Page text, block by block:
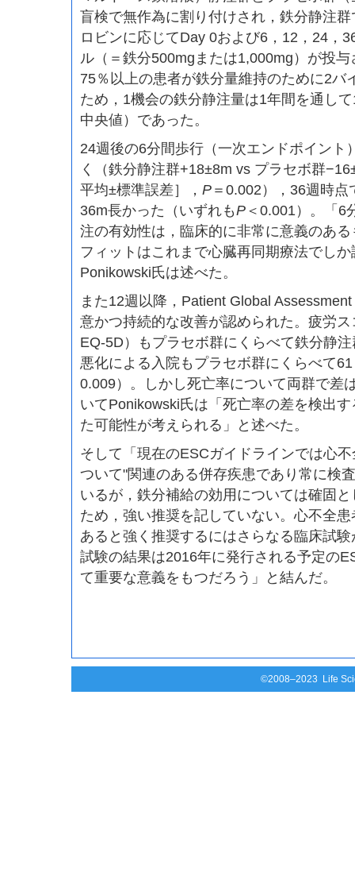
盲検で無作為に割り付けされ，鉄分静注
ロビンに応じてDay 0および6，12，24，
ル（＝鉄分500mgまたは1,000mg）が投
75％以上の患者が鉄分量維持のために2バ
ため，1機会の鉄分静注量は1年間を通し
中央値）であった。
24週後の6分間歩行（一次エンドポイント
く（鉄分静注群+18±8m vs プラセボ群
平均±標準誤差］， P＝0.002），36週時
36m長かった（いずれもP＜0.001）。「6
注の有効性は，臨床的に非常に意義のあ
フィットはこれまで心臓再同期療法でし
Ponikowski氏は述べた。
また12週以降，Patient Global
意かつ持続的な改善が認められた。疲労
EQ-5D）もプラセボ群にくらべて鉄分静
悪化による入院もプラセボ群にくらべて
0.009）。しかし死亡率について両群で差
いてPonikowski氏は「死亡率の差を検出
た可能性が考えられる」と述べた。
そして「現在のESCガイドラインでは心
ついて"関連のある併存疾患であり常に検
いるが，鉄分補給の効用については確固
ため，強い推奨を記していない。心不全
あると強く推奨するにはさらなる臨床試
試験の結果は2016年に発行される予定の
て重要な意義をもつだろう」と結んだ。
©2008–2023 Life